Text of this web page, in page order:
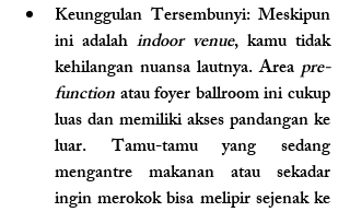
Keunggulan Tersembunyi: Meskipun
ini adalah indoor venue, kamu tidak
kehilangan nuansa lautnya. Area pre-
function atau foyer ballroom ini cukup
luas dan memiliki akses pandangan ke
luar. Tamu-tamu yang sedang
mengantre makanan atau sekadar
ingin merokok bisa melipir sejenak ke